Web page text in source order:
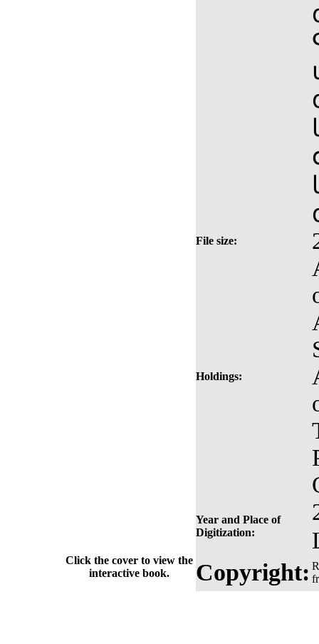
File size:
Holdings:
Year and Place of
Digitization:
Click the cover to view the
interactive book.
Copyright: